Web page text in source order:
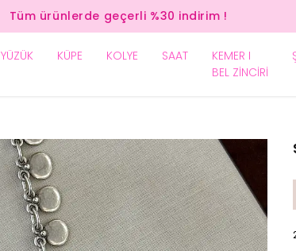
Tüm ürünlerde geçerli %30 indirim !
YÜZÜK KÜPE KOLYE SAAT
KEMER I
BEL ZİNCİRİ